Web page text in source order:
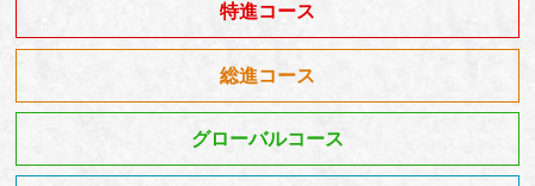
特進コース
総進コース
グローバルコース